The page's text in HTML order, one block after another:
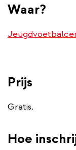
Waar?
Prijs
Gratis.
Hoe